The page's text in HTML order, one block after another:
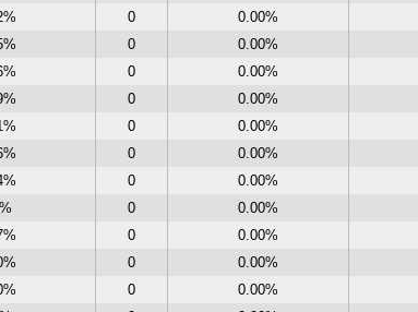
0 0.00%
0 0.00%
0 0.00%
0 0.00%
0 0.00%
0 0.00%
0 0.00%
0 0.00%
0 0.00%
0 0.00%
0 0.00%